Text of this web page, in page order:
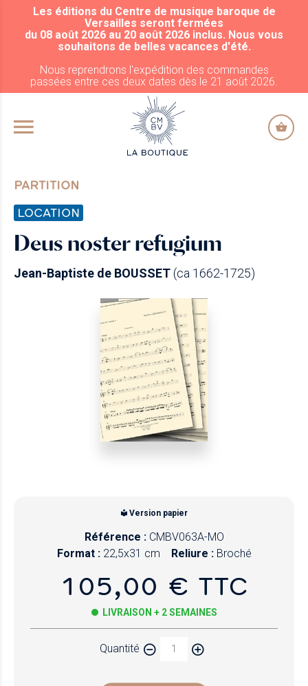
ALLER AU CONTENU PRINCIPAL
Les éditions du Centre de musique baroque de
Versailles seront fermées
du 08 août 2026 au 20 août 2026 inclus. Nous vous
souhaitons de belles vacances d'été.
Nous reprendrons l'expédition des commandes
passées entre ces deux dates dès le 21 août 2026.
PARTITION
LOCATION
Deus noster refugium
Jean-Baptiste de BOUSSET(ca 1662-1725)
Version papier
Référence : CMBV063A-MO
Format : 22,5x31 cm Reliure : Broché
105,00 € TTC
LIVRAISON + 2 SEMAINES
Quantité